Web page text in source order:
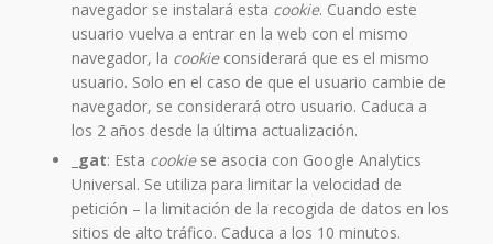
navegador se instalará esta cookie. Cuando este
usuario vuelva a entrar en la web con el mismo
navegador, la cookie considerará que es el mismo
usuario. Solo en el caso de que el usuario cambie de
navegador, se considerará otro usuario. Caduca a
los 2 años desde la última actualización.
gat: Esta cookie se asocia con Google Analytics
Universal. Se utiliza para limitar la velocidad de
petición – la limitación de la recogida de datos en los
sitios de alto tráfico. Caduca a los 10 minutos.